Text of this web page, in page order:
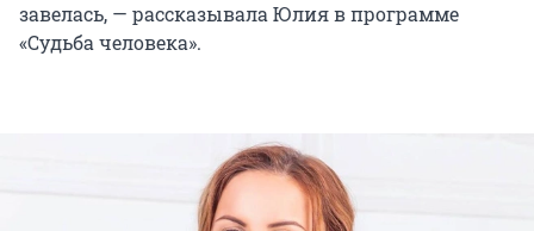
завелась, — рассказывала Юлия в программе
«Судьба человека».